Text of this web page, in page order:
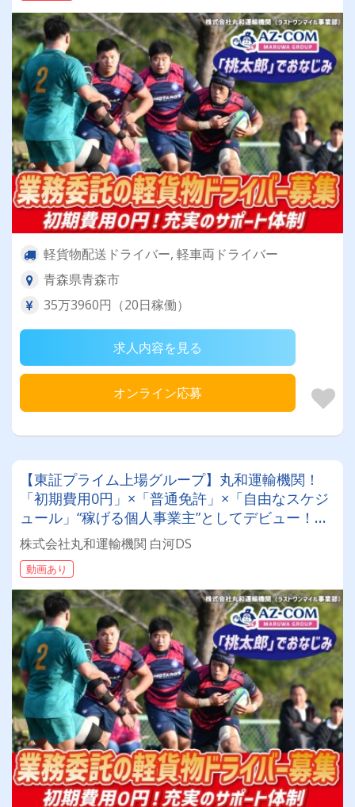
軽貨物配送ドライバー, 軽車両ドライバー
青森県青森市
35万3960円（20日稼働）
求人内容を見る
オンライン応募
【東証プライム上場グループ】丸和運輸機関！
「初期費用0円」×「普通免許」×「自由なスケジ
ュール」“稼げる個人事業主”としてデビュー！確
定申告など充実のサポート体制も♪
株式会社丸和運輸機関 白河DS
動画あり